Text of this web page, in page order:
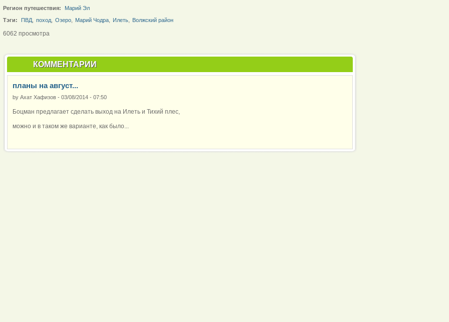
Регион путешествия:
Марий Эл
Тэги:
ПВД, поход, Озеро, Марий Чодра, Илеть, Волжский район
6062 просмотра
КОММЕНТАРИИ
планы на август...
by Ахат Хафизов- 03/08/2014 - 07:50
Боцман предлагает сделать выход на Илеть и Тихий плес,
можно и в таком же варианте, как было...